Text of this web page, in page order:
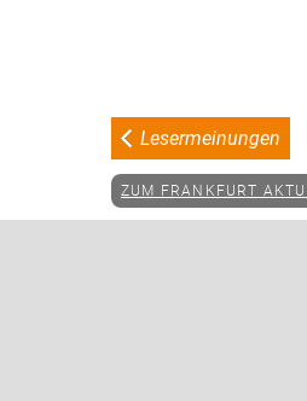
Lesermeinungen
ZUM FRANKFURT